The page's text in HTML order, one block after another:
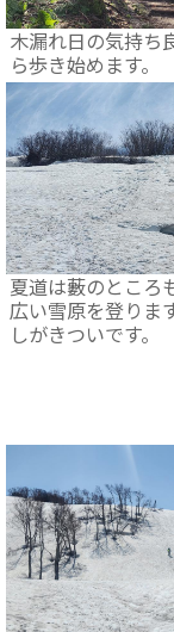
木漏れ日の気持ち
ら歩き始めます。
夏道は藪のところ
広い雪原を登りま
しがきついです。